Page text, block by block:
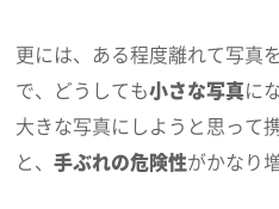
更には、ある程度離れて写真
で、どうしても小さな写真に
大きな写真にしようと思って
と、手ぶれの危険性がかなり